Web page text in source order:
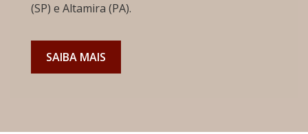
(SP) e Altamira (PA).
SAIBA MAIS